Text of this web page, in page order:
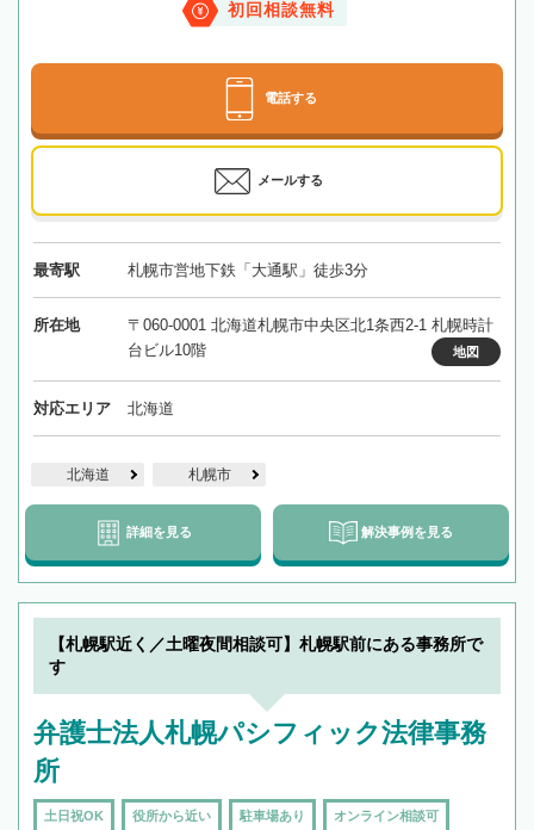
初回相談無料
電話する
メールする
最寄駅 札幌市営地下鉄「大通駅」徒歩3分
所在地
〒060-0001 北海道札幌市中央区北1条西2-1 札幌時計
台ビル10階
地図
対応エリア 北海道
北海道 札幌市
詳細を見る 解決事例を見る
【札幌駅近く／土曜夜間相談可】札幌駅前にある事務所で
す
弁護士法人札幌パシフィック法律事務
所
土日祝OK 役所から近い 駐車場あり オンライン相談可